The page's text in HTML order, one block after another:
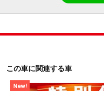
この車に関連する車
New!